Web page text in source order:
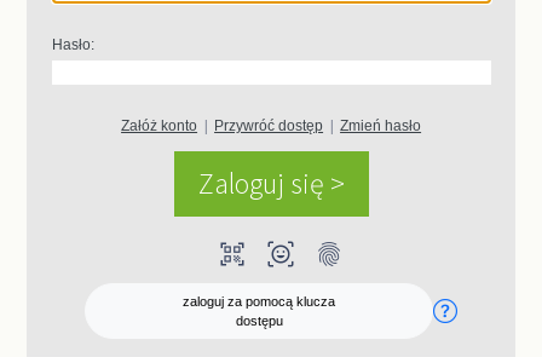
Hasło:
Załóż konto Przywróć dostęp |Zmień hasło
qr_code_scanner ar_on_you fingerprint
zaloguj za pomocą klucza
dostępu